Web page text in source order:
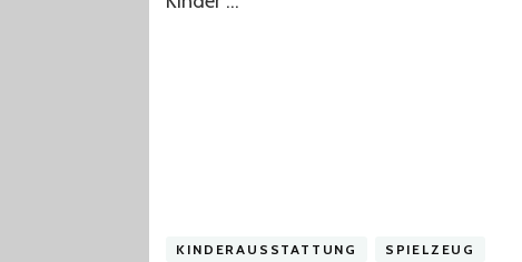
KINDERAUSSTATTUNG SPIELZEUG